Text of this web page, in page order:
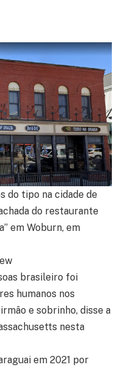
do tipo na cidade de
do restaurante
em Woburn, em
brasileiro foi
humanos nos
e sobrinho, disse a
nesta
em 2021 por